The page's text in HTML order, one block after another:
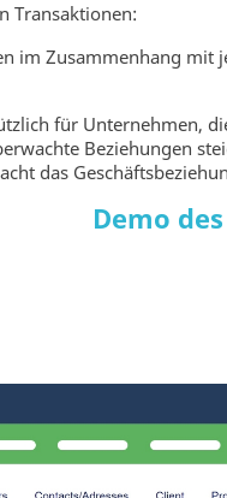
Transaktionen:
im Zusammenhang
für Unternehmen,
Beziehungen
das
Demo